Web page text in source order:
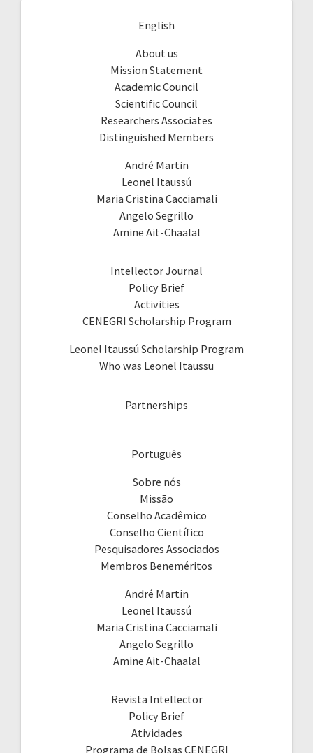
English
About us
Mission Statement
Academic Council
Scientific Council
Researchers Associates
Distinguished Members
André Martin
Leonel Itaussú
Maria Cristina Cacciamali
Angelo Segrillo
Amine Ait-Chaalal
Intellector Journal
Policy Brief
Activities
CENEGRI Scholarship Program
Leonel Itaussú Scholarship Program
Who was Leonel Itaussu
Partnerships
Português
Sobre nós
Missão
Conselho Acadêmico
Conselho Científico
Pesquisadores Associados
Membros Beneméritos
André Martin
Leonel Itaussú
Maria Cristina Cacciamali
Angelo Segrillo
Amine Ait-Chaalal
Revista Intellector
Policy Brief
Atividades
Programa de Bolsas CENEGRI